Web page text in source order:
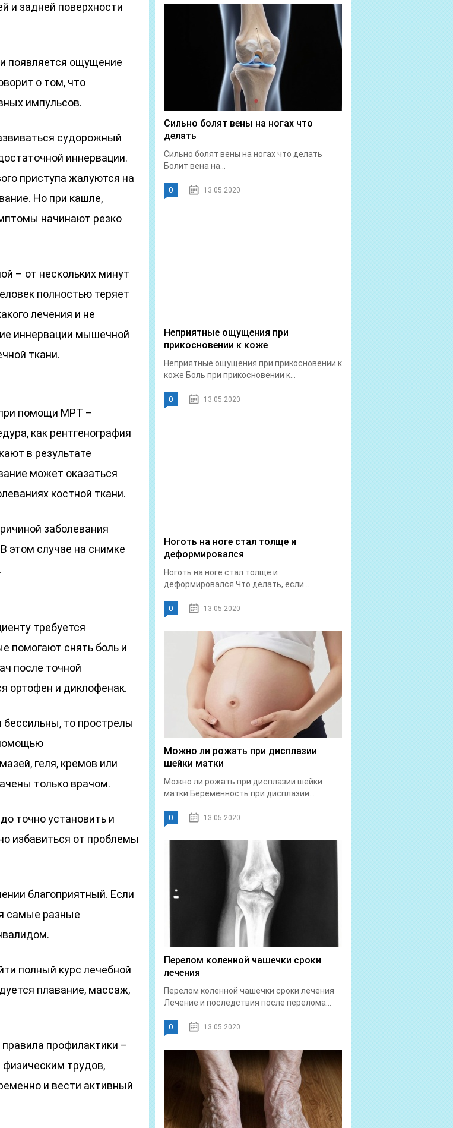
и задней поверхности
появляется ощущение
о том, что
импульсов.
судорожный
иннервации.
приступа жалуются на
Но при кашле,
начинают резко
– от нескольких минут
полностью теряет
лечения и не
иннервации мышечной
ткани.
помощи МРТ –
как рентгенография
в результате
может оказаться
костной ткани.
заболевания
этом случае на снимке
требуется
помогают снять боль и
после точной
ортофен и диклофенак.
то прострелы
геля, кремов или
только врачом.
точно установить и
избавиться от проблемы
благоприятный. Если
самые разные
полный курс лечебной
плавание, массаж,
профилактики –
трудов,
и вести активный
Сильно болят вены на ногах что
делать
Сильно болят вены на ногах что делать
Болит вена на...
0 13.05.2020
Неприятные ощущения при
прикосновении к коже
Неприятные ощущения при прикосновении к
коже Боль при прикосновении к...
0 13.05.2020
Ноготь на ноге стал толще и
деформировался
Ноготь на ноге стал толще и
деформировался Что делать, если...
0 13.05.2020
Можно ли рожать при дисплазии
шейки матки
Можно ли рожать при дисплазии шейки
матки Беременность при дисплазии...
0 13.05.2020
Перелом коленной чашечки сроки
лечения
Перелом коленной чашечки сроки лечения
Лечение и последствия после перелома...
0 13.05.2020